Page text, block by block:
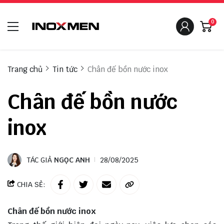
0
Trang chủ Tin tức Chân đế bồn nước inox
Chân đế bồn nước
inox
TÁC GIẢ NGỌC ANH 28/08/2025
CHIA SẺ:
Chân đế bồn nước inox